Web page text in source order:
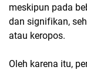
meskipun pada
dan signifikan,
atau keropos.
Oleh karena itu,